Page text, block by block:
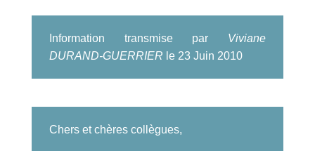
Information transmise par Viviane
DURAND-GUERRIER le 23 Juin 2010
Chers et chères collègues,